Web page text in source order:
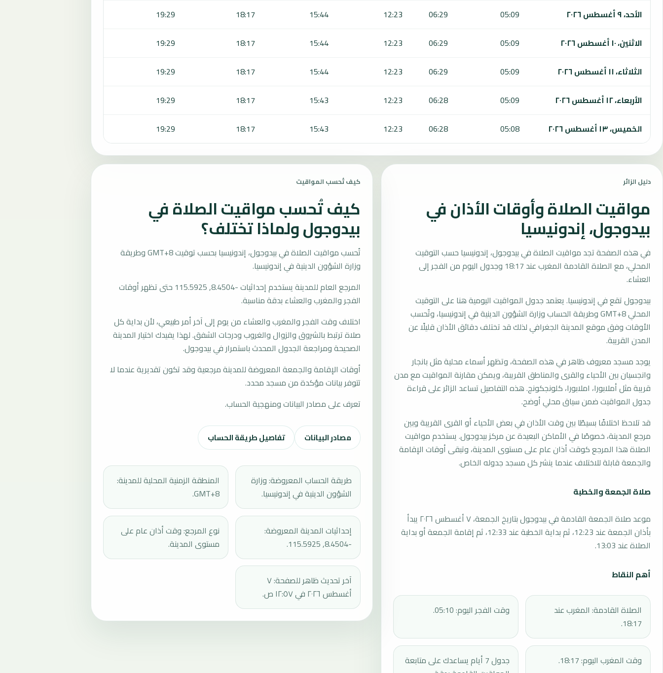
الأحد، ٩ أغسطس ٢٠٢٦
05:09
06:29
12:23
15:44
18:17
19:29
الاثنين، ١٠ أغسطس ٢٠٢٦
05:09
06:29
12:23
15:44
18:17
19:29
الثلاثاء، ١١ أغسطس ٢٠٢٦
05:09
06:29
12:23
15:44
18:17
19:29
الأربعاء، ١٢ أغسطس ٢٠٢٦
05:09
06:28
12:23
15:43
18:17
19:29
الخميس، ١٣ أغسطس ٢٠٢٦
05:08
06:28
12:23
15:43
18:17
19:29
دليل الزائر
مواقيت الصلاة وأوقات الأذان في
بيدوجول، إندونيسيا
في هذه الصفحة تجد مواقيت الصلاة في بيدوجول، إندونيسيا حسب التوقيت
المحلي، مع الصلاة القادمة المغرب عند 18:17 وجدول اليوم من الفجر إلى
العشاء.
بيدوجول تقع في إندونيسيا. يعتمد جدول المواقيت اليومية هنا على التوقيت
المحلي GMT+8 وطريقة الحساب وزارة الشؤون الدينية في إندونيسيا، وتُحسب
الأوقات وفق موقع المدينة الجغرافي لذلك قد تختلف دقائق الأذان قليلًا عن
المدن القريبة.
يوجد مسجد معروف ظاهر في هذه الصفحة، وتظهر أسماء محلية مثل بانجار
وانجسيان بين الأحياء والقرى والمناطق القريبة، ويمكن مقارنة المواقيت مع مدن
قريبة مثل أملابورا، املابورا، كلونجكونج. هذه التفاصيل تساعد الزائر على قراءة
جدول المواقيت ضمن سياق محلي أوضح.
قد تلاحظ اختلافًا بسيطًا بين وقت الأذان في بعض الأحياء أو القرى القريبة وبين
مرجع المدينة، خصوصًا في الأماكن البعيدة عن مركز بيدوجول. يستخدم مواقيت
الصلاة هذا المرجع كوقت أذان عام على مستوى المدينة، وتبقى أوقات الإقامة
والجمعة قابلة للاختلاف عندما ينشر كل مسجد جدوله الخاص.
صلاة الجمعة والخطبة
موعد صلاة الجمعة القادمة في بيدوجول بتاريخ الجمعة، ٧ أغسطس ٢٠٢٦ يبدأ
بأذان الجمعة عند 12:23، ثم بداية الخطبة عند 12:33، ثم إقامة الجمعة أو بداية
الصلاة عند 13:03.
أهم النقاط
الصلاة القادمة: المغرب عند
18:17.
وقت الفجر اليوم: 05:10.
وقت المغرب اليوم: 18:17.
جدول 7 أيام يساعدك على متابعة
كيف تُحسب المواقيت
كيف تُحسب مواقيت الصلاة في
بيدوجول ولماذا تختلف؟
تُحسب مواقيت الصلاة في بيدوجول، إندونيسيا بحسب توقيت GMT+8 وطريقة
وزارة الشؤون الدينية في إندونيسيا.
المرجع العام للمدينة يستخدم إحداثيات -8.4504, 115.5925 حتى تظهر أوقات
الفجر والمغرب والعشاء بدقة مناسبة.
اختلاف وقت الفجر والمغرب والعشاء من يوم إلى آخر أمر طبيعي، لأن بداية كل
صلاة ترتبط بالشروق والزوال والغروب ودرجات الشفق. لهذا يفيدك اختيار المدينة
الصحيحة ومراجعة الجدول المحدث باستمرار في بيدوجول.
أوقات الإقامة والجمعة المعروضة للمدينة مرجعية وقد تكون تقديرية عندما لا
تتوفر بيانات مؤكدة من مسجد محدد.
تعرف على مصادر البيانات ومنهجية الحساب.
مصادر البيانات تفاصيل طريقة الحساب
طريقة الحساب المعروضة: وزارة
الشؤون الدينية في إندونيسيا.
المنطقة الزمنية المحلية للمدينة:
GMT+8.
إحداثيات المدينة المعروضة:
-8.4504, 115.5925.
نوع المرجع: وقت أذان عام على
مستوى المدينة.
آخر تحديث ظاهر للصفحة: ٧
أغسطس ٢٠٢٦ في ١٢:٥٧ ص.